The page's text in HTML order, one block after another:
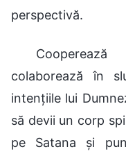
perspectivă.
colaborează în
intențiile lui
să devii un corp
pe Satana și